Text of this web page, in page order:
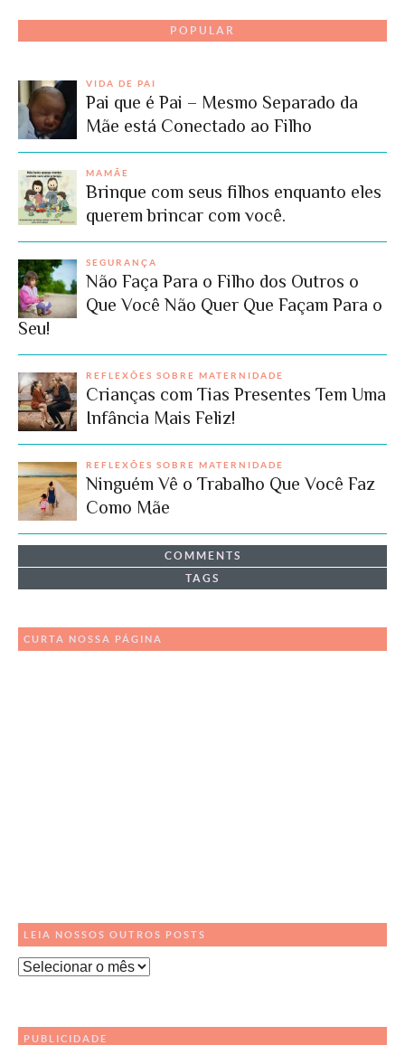
POPULAR
VIDA DE PAI
Pai que é Pai – Mesmo Separado da
Mãe está Conectado ao Filho
MAMÃE
Brinque com seus filhos enquanto eles
querem brincar com você.
SEGURANÇA
Não Faça Para o Filho dos Outros o
Que Você Não Quer Que Façam Para o
Seu!
REFLEXÕES SOBRE MATERNIDADE
Crianças com Tias Presentes Tem Uma
Infância Mais Feliz!
REFLEXÕES SOBRE MATERNIDADE
Ninguém Vê o Trabalho Que Você Faz
Como Mãe
COMMENTS
TAGS
CURTA NOSSA PÁGINA
LEIA NOSSOS OUTROS POSTS
Leia
Posts
PUBLICIDADE